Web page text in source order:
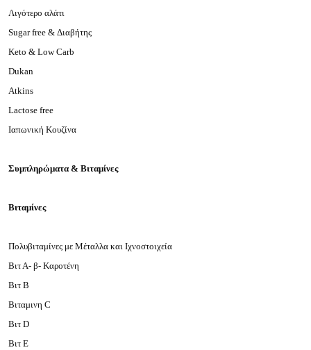
Λιγότερο αλάτι
Sugar free & Διαβήτης
Keto & Low Carb
Dukan
Atkins
Lactose free
Ιαπωνική Κουζίνα
Συμπληρώματα & Βιταμίνες
Βιταμίνες
Πολυβιταμίνες με Μέταλλα και Ιχνοστοιχεία
Βιτ Α- β- Καροτένη
Βιτ Β
Βιταμινη C
Βιτ D
Βιτ Ε